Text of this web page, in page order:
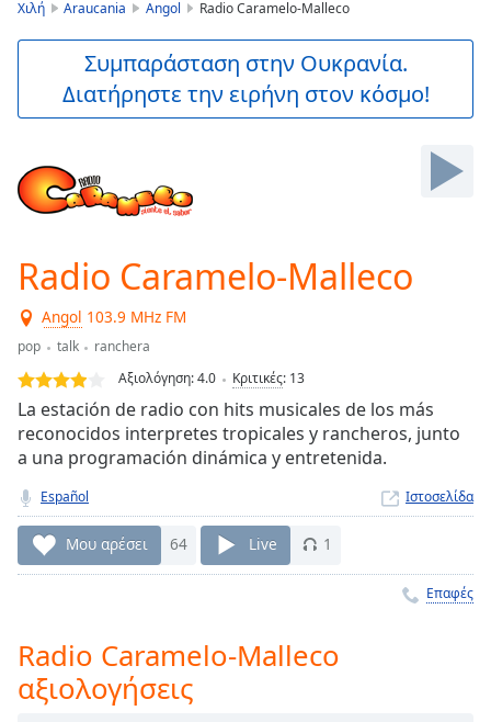
Skip
Skip
Forward
Mute
Loaded:
0.00%
Stream
Type
live,
currently
live
LIVE
Remaining
Time-
Rate
Chapters
Χιλή Araucania Angol Radio Caramelo-Malleco
Συμπαράσταση στην Ουκρανία.
Διατήρηστε την ειρήνη στον κόσμο!
Radio Caramelo-Malleco
Angol 103.9 MHz FM
pop talk
ranchera
Αξιολόγηση:4.0 Κριτικές: 13
La estación de radio con hits musicales de los más
reconocidos interpretes tropicales y rancheros, junto
a una programación dinámica y entretenida.
Español Ιστοσελίδα
Μου αρέσει 64 Live 1
Επαφές
Radio Caramelo-Malleco
αξιολογήσεις